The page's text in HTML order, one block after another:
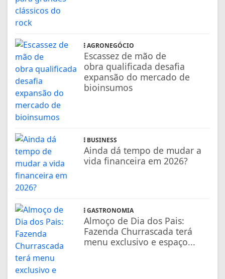
AGRONEGÓCIO
Escassez de mão de
obra qualificada desafia
expansão do mercado de
bioinsumos
BUSINESS
Ainda dá tempo de mudar a
vida financeira em 2026?
GASTRONOMIA
Almoço de Dia dos Pais:
Fazenda Churrascada terá
menu exclusivo e espaço...